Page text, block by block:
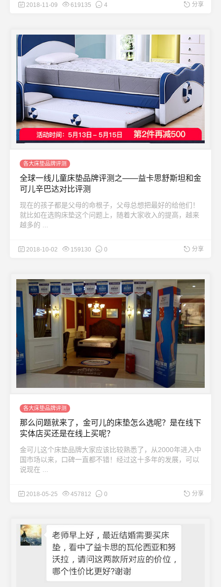
2018-11-09 619135 4 分享
各大床垫品牌评测
全球一线儿童床垫品牌评测之——益卡思舒斯坦和金
可儿辛巴达对比评测
现在的孩子都是父母的命根子，父母总想把最好的给他们！
就比如在选购床垫这个问题上，随着大家收入的提高，越来
越多的 ...
2018-10-02 159130 0 分享
各大床垫品牌评测
那么问题就来了，金可儿的床垫怎么选呢？是在线下
实体店买还是在线上买呢？
金可儿这个床垫品牌大家应该比较熟悉了，从2000年进入中
国市场以来，口碑一直都不错！经过这十多年的发展，可以
说现在 ...
2018-05-25 457812 0 分享